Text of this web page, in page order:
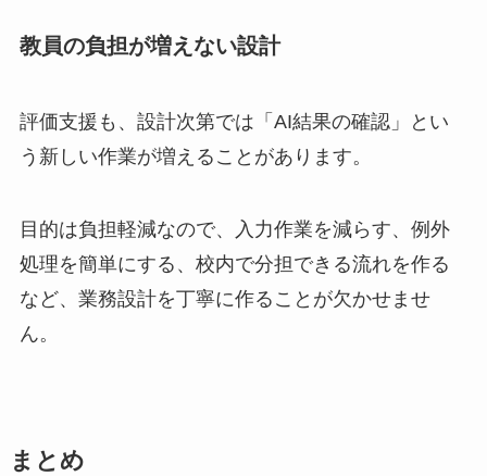
教員の負担が増えない設計
評価支援も、設計次第では「AI結果の確認」とい
う新しい作業が増えることがあります。
目的は負担軽減なので、入力作業を減らす、例外
処理を簡単にする、校内で分担できる流れを作る
など、業務設計を丁寧に作ることが欠かせませ
ん。
まとめ